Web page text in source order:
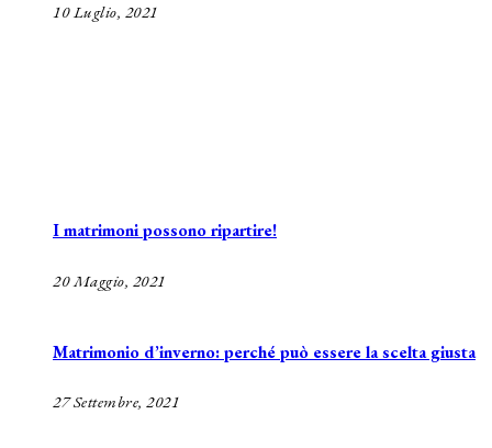
10 Luglio, 2021
I matrimoni possono ripartire!
20 Maggio, 2021
Matrimonio d’inverno: perché può essere la scelta giusta
27 Settembre, 2021